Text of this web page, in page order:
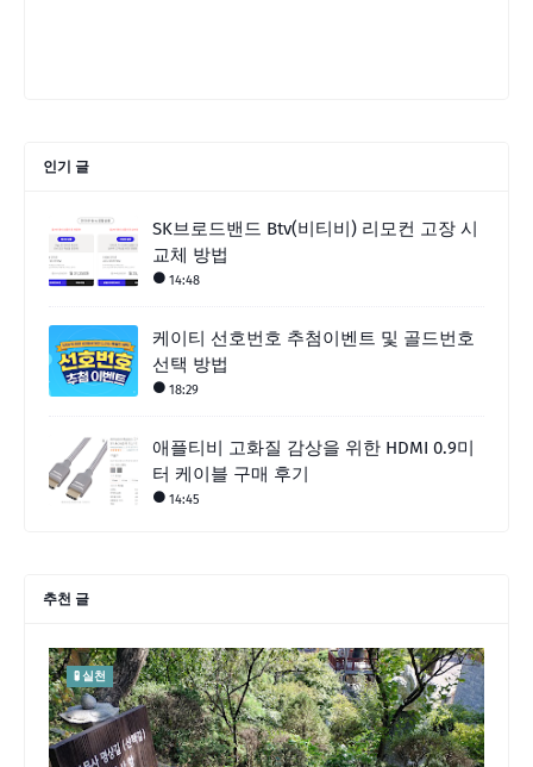
인기 글
SK브로드밴드 Btv(비티비) 리모컨 고장 시
교체 방법
14:48
케이티 선호번호 추첨이벤트 및 골드번호
선택 방법
18:29
애플티비 고화질 감상을 위한 HDMI 0.9미
터 케이블 구매 후기
14:45
추천 글
🧪 실천